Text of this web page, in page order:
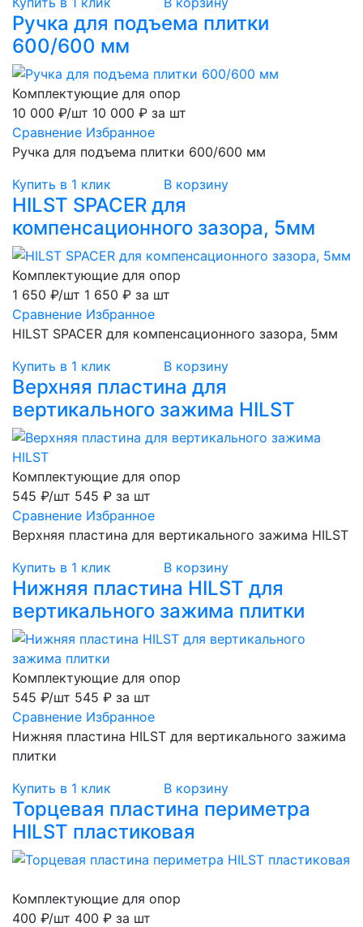
Ручка для подъема плитки
600/600 мм
Комплектующие для опор
10 000 ₽/шт 10 000 ₽ за шт
Сравнение Избранное
Ручка для подъема плитки 600/600 мм
Купить в 1 клик
В корзину
HILST SPACER для
компенсационного зазора, 5мм
Комплектующие для опор
1 650 ₽/шт 1 650 ₽ за шт
Сравнение Избранное
HILST SPACER для компенсационного зазора, 5мм
Купить в 1 клик
В корзину
Верхняя пластина для
вертикального зажима HILST
Комплектующие для опор
545 ₽/шт 545 ₽ за шт
Сравнение Избранное
Верхняя пластина для вертикального зажима HILST
Купить в 1 клик
В корзину
Нижняя пластина HILST для
вертикального зажима плитки
Комплектующие для опор
545 ₽/шт 545 ₽ за шт
Сравнение Избранное
Нижняя пластина HILST для вертикального зажима
плитки
Купить в 1 клик
В корзину
Торцевая пластина периметра
HILST пластиковая
Комплектующие для опор
400 ₽/шт 400 ₽ за шт